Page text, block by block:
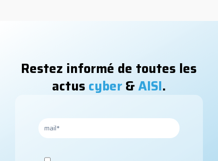
Restez informé de toutes les
actuscyber&AISI.